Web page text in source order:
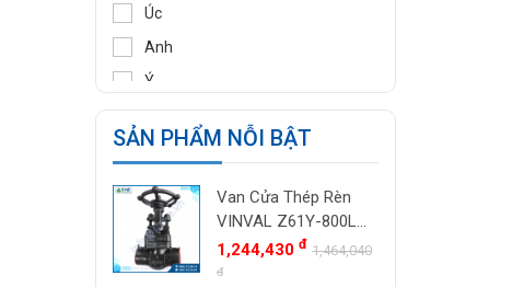
AZBIL
BROADY
OCV
SIRCA
BESA
BAODI
TLV
ZENNER
Úc
Anh
Ý
Pháp
Ấn Độ
Indonesia
Malaysia
Đài Loan
SẢN PHẨM NỖI BẬT
Van Cửa Thép Rèn
VINVAL Z61Y-800LB
DN25 (1") | Class
800#, Socket Weld
1,244,430 đ 1,464,040
đ